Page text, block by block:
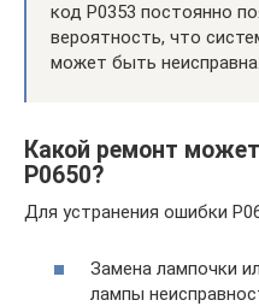
код P0353 постоянно
вероятность, что
может быть неисправна.
Какой ремонт
P0650?
Для устранения ошибки
Замена лампочки
лампы